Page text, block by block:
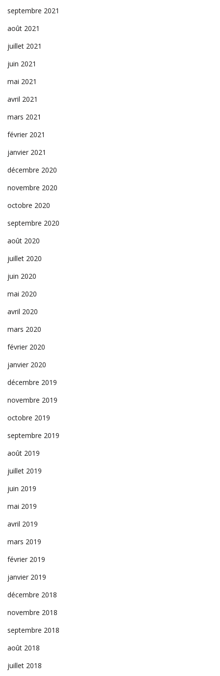
septembre 2021
août 2021
juillet 2021
juin 2021
mai 2021
avril 2021
mars 2021
février 2021
janvier 2021
décembre 2020
novembre 2020
octobre 2020
septembre 2020
août 2020
juillet 2020
juin 2020
mai 2020
avril 2020
mars 2020
février 2020
janvier 2020
décembre 2019
novembre 2019
octobre 2019
septembre 2019
août 2019
juillet 2019
juin 2019
mai 2019
avril 2019
mars 2019
février 2019
janvier 2019
décembre 2018
novembre 2018
septembre 2018
août 2018
juillet 2018